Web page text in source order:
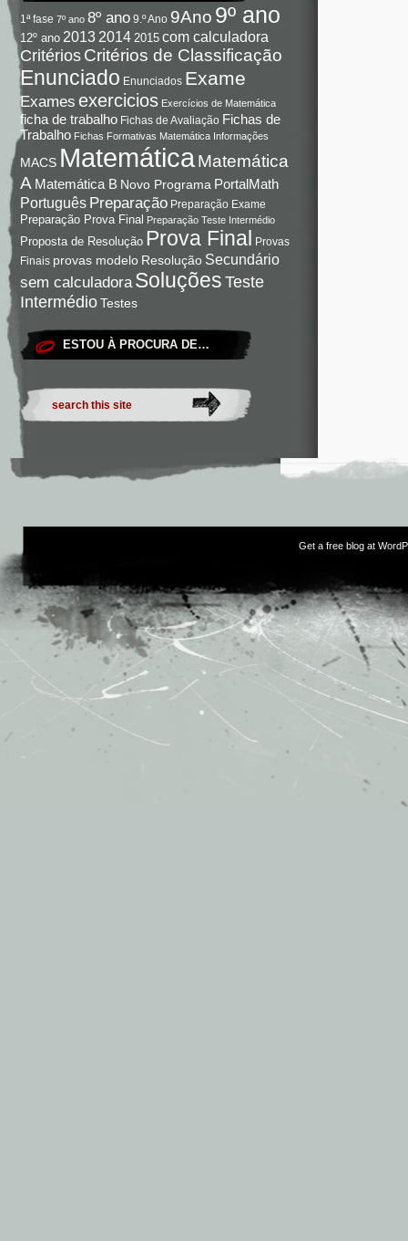
1ª fase 7º ano 8º ano 9.º Ano 9Ano 9º ano
12º ano 2013 2014 2015 com calculadora
Critérios Critérios de Classificação
Enunciado Enunciados Exame
Exames exercicios Exercícios de Matemática
ficha de trabalho Fichas de Avaliação Fichas de
Trabalho Fichas Formativas Matemática Informações
MACS Matemática Matemática
A Matemática B Novo Programa PortalMath
Português Preparação Preparação Exame
Preparação Prova Final Preparação Teste Intermédio
Proposta de Resolução Prova Final Provas
Finais provas modelo Resolução Secundário
sem calculadora Soluções Teste
IntermédioTestes
ESTOU À PROCURA DE…
Get a free blog at